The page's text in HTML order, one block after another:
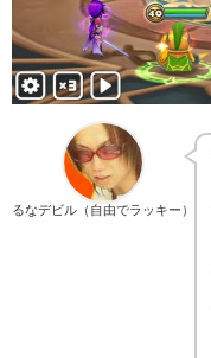
るなデビル（自由でラッキー）